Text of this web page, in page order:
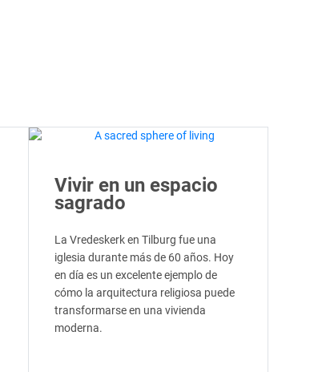
Vivir en un espacio
sagrado
La Vredeskerk en Tilburg fue una
iglesia durante más de 60 años. Hoy
en día es un excelente ejemplo de
cómo la arquitectura religiosa puede
transformarse en una vivienda
moderna.